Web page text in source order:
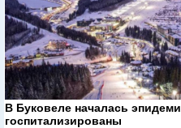
В Буковеле началась
госпитализированы